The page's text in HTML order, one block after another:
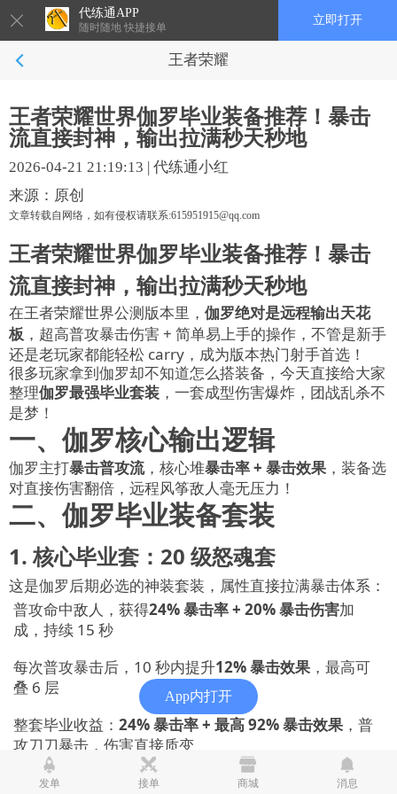
代练通APP
随时随地 快捷接单
立即打开
王者荣耀
App内打开
王者荣耀世界伽罗毕业装备推荐！暴击
流直接封神，输出拉满秒天秒地
2026-04-21 21:19:13 | 代练通小红
来源：原创
文章转载自网络，如有侵权请联系:615951915@qq.com
王者荣耀世界伽罗毕业装备推荐！暴击
流直接封神，输出拉满秒天秒地
在王者荣耀世界公测版本里， 伽罗绝对是远程输出天花
板 ，超高普攻暴击伤害 + 简单易上手的操作，不管是新手
还是老玩家都能轻松 carry，成为版本热门射手首选！
很多玩家拿到伽罗却不知道怎么搭装备，今天直接给大家
整理伽罗最强毕业套装 ，一套成型伤害爆炸，团战乱杀不
是梦！
一、伽罗核心输出逻辑
伽罗主打暴击普攻流，核心堆暴击率 + 暴击效果 ，装备选
对直接伤害翻倍，远程风筝敌人毫无压力！
二、伽罗毕业装备套装
1. 核心毕业套：20 级怒魂套
这是伽罗后期必选的神装套装，属性直接拉满暴击体系：
普攻命中敌人，获得24% 暴击率 + 20% 暴击伤害加
成，持续 15 秒
每次普攻暴击后，10 秒内提升12% 暴击效果 ，最高可
叠 6 层
整套毕业收益： 24% 暴击率 + 最高 92% 暴击效果 ，普
攻刀刀暴击，伤害直接质变
2. 前期过渡套：5 级斗士套
发单 接单 商城 消息